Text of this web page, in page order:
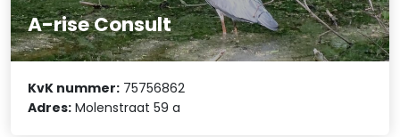
A-rise Consult
KvK nummer: 75756862
Adres: Molenstraat 59 a